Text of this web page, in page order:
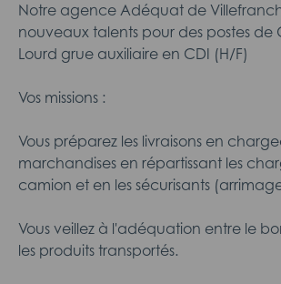
Notre agence Adéquat de
nouveaux talents pour des postes de
Lourd grue auxiliaire en CDI (H/F)
Vos missions :
Vous préparez les livraisons en
marchandises en répartissant les
camion et en les sécurisants
Vous veillez à l'adéquation entre le
les produits transportés.